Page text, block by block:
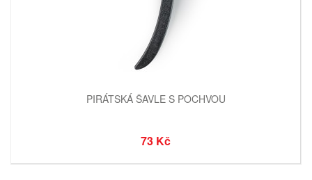
PIRÁTSKÁ ŠAVLE S POCHVOU
73 Kč